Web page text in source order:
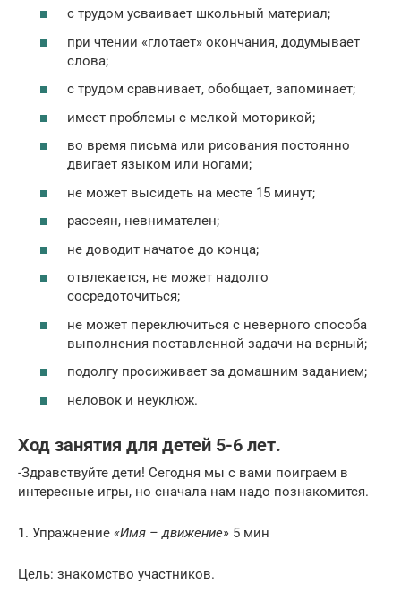
с трудом усваивает школьный материал;
при чтении «глотает» окончания, додумывает
слова;
с трудом сравнивает, обобщает, запоминает;
имеет проблемы с мелкой моторикой;
во время письма или рисования постоянно
двигает языком или ногами;
не может высидеть на месте 15 минут;
рассеян, невнимателен;
не доводит начатое до конца;
отвлекается, не может надолго
сосредоточиться;
не может переключиться с неверного способа
выполнения поставленной задачи на верный;
подолгу просиживает за домашним заданием;
неловок и неуклюж.
Ход занятия для детей 5-6 лет.
-Здравствуйте дети! Сегодня мы с вами поиграем в
интересные игры, но сначала нам надо познакомится.
1. Упражнение «Имя – движение» 5 мин
Цель: знакомство участников.